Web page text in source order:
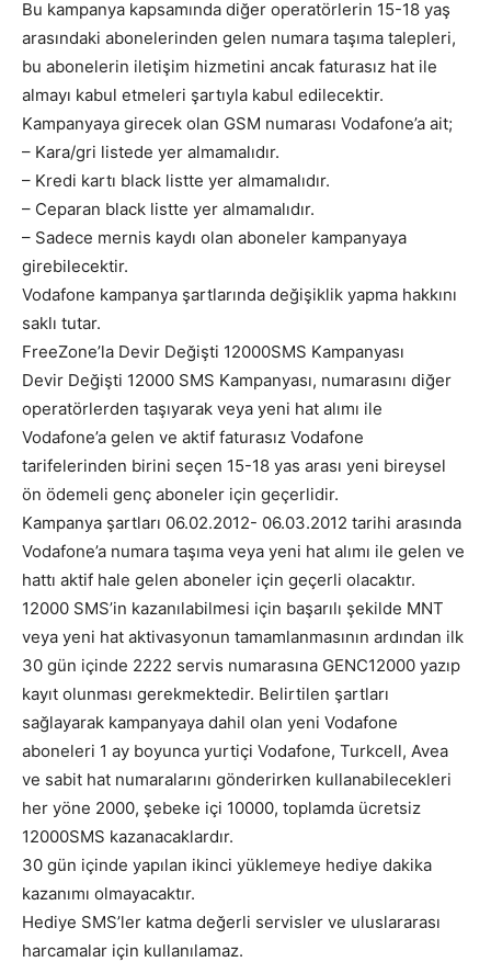
Bu kampanya kapsamında diğer operatörlerin 15-18 yaş
arasındaki abonelerinden gelen numara taşıma talepleri,
bu abonelerin iletişim hizmetini ancak faturasız hat ile
almayı kabul etmeleri şartıyla kabul edilecektir.
Kampanyaya girecek olan GSM numarası Vodafone’a ait;
– Kara/gri listede yer almamalıdır.
– Kredi kartı black listte yer almamalıdır.
– Ceparan black listte yer almamalıdır.
– Sadece mernis kaydı olan aboneler kampanyaya
girebilecektir.
Vodafone kampanya şartlarında değişiklik yapma hakkını
saklı tutar.
FreeZone’la Devir Değişti 12000SMS Kampanyası
Devir Değişti 12000 SMS Kampanyası, numarasını diğer
operatörlerden taşıyarak veya yeni hat alımı ile
Vodafone’a gelen ve aktif faturasız Vodafone
tarifelerinden birini seçen 15-18 yas arası yeni bireysel
ön ödemeli genç aboneler için geçerlidir.
Kampanya şartları 06.02.2012- 06.03.2012 tarihi arasında
Vodafone’a numara taşıma veya yeni hat alımı ile gelen ve
hattı aktif hale gelen aboneler için geçerli olacaktır.
12000 SMS’in kazanılabilmesi için başarılı şekilde MNT
veya yeni hat aktivasyonun tamamlanmasının ardından ilk
30 gün içinde 2222 servis numarasına GENC12000 yazıp
kayıt olunması gerekmektedir. Belirtilen şartları
sağlayarak kampanyaya dahil olan yeni Vodafone
aboneleri 1 ay boyunca yurtiçi Vodafone, Turkcell, Avea
ve sabit hat numaralarını gönderirken kullanabilecekleri
her yöne 2000, şebeke içi 10000, toplamda ücretsiz
12000SMS kazanacaklardır.
30 gün içinde yapılan ikinci yüklemeye hediye dakika
kazanımı olmayacaktır.
Hediye SMS’ler katma değerli servisler ve uluslararası
harcamalar için kullanılamaz.